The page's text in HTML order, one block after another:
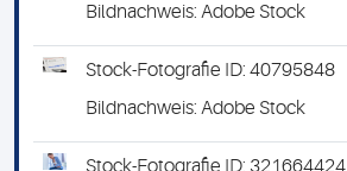
Bildnachweis: Adobe Stock
Stock-Fotografie ID: 40795848
Bildnachweis: Adobe Stock
Stock-Fotografie ID: 321664424